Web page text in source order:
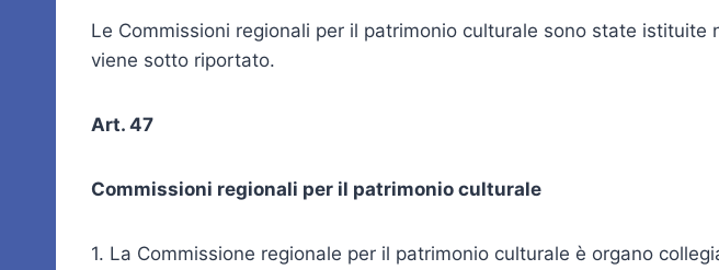
Le Commissioni regionali per il patrimonio culturale sono state
viene sotto riportato.
Art. 47
Commissioni regionali per il patrimonio culturale
1. La Commissione regionale per il patrimonio culturale è organo